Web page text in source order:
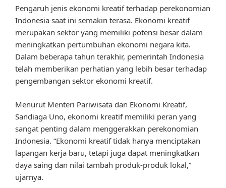
Pengaruh jenis ekonomi kreatif terhadap perekonomian
Indonesia saat ini semakin terasa. Ekonomi kreatif
merupakan sektor yang memiliki potensi besar dalam
meningkatkan pertumbuhan ekonomi negara kita.
Dalam beberapa tahun terakhir, pemerintah Indonesia
telah memberikan perhatian yang lebih besar terhadap
pengembangan sektor ekonomi kreatif.
Menurut Menteri Pariwisata dan Ekonomi Kreatif,
Sandiaga Uno, ekonomi kreatif memiliki peran yang
sangat penting dalam menggerakkan perekonomian
Indonesia. “Ekonomi kreatif tidak hanya menciptakan
lapangan kerja baru, tetapi juga dapat meningkatkan
daya saing dan nilai tambah produk-produk lokal,”
ujarnya.